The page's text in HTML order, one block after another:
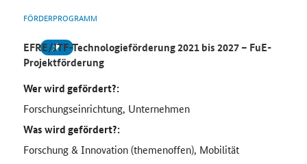
FÖRDERPROGRAMM
EFRE/JTF-Technologieförderung 2021 bis 2027 – FuE-
Projektförderung
Wer wird gefördert?:
Forschungseinrichtung, Unternehmen
Was wird gefördert?:
Forschung & Innovation (themenoffen), Mobilität